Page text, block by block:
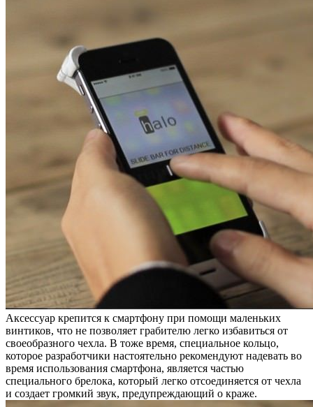
Аксессуар крепится к смартфону при помощи маленьких
винтиков, что не позволяет грабителю легко избавиться от
своеобразного чехла. В тоже время, специальное кольцо,
которое разработчики настоятельно рекомендуют надевать во
время использования смартфона, является частью
специального брелока, который легко отсоединяется от чехла
и создает громкий звук, предупреждающий о краже.